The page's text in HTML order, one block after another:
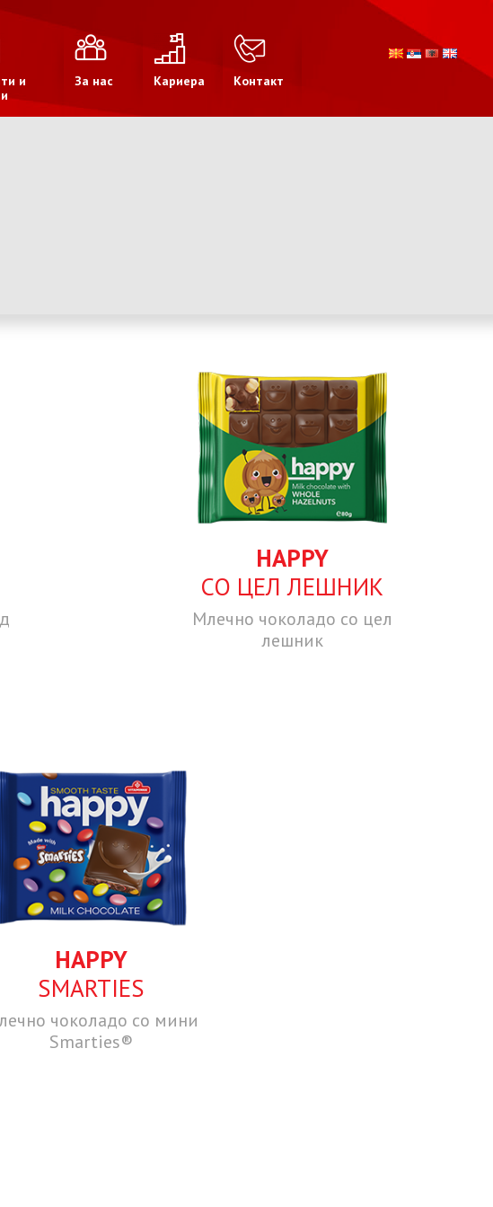
и
За нас Кариера Контакт
HAPPY
СО ЦЕЛ ЛЕШНИК
Млечно чоколадо со цел
лешник
HAPPY
SMARTIES
чоколадо со мини
Smarties®